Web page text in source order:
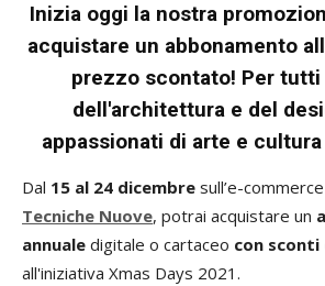
Inizia oggi la nostra
acquistare un abbonamento
prezzo scontato! Per tutti
dell'architettura e del
appassionati di arte e
Dal 15 al 24 dicembre sull’e-
Tecniche Nuove, potrai acquistare un
annuale digitale o cartaceo con sconti
all'iniziativa Xmas Days 2021.